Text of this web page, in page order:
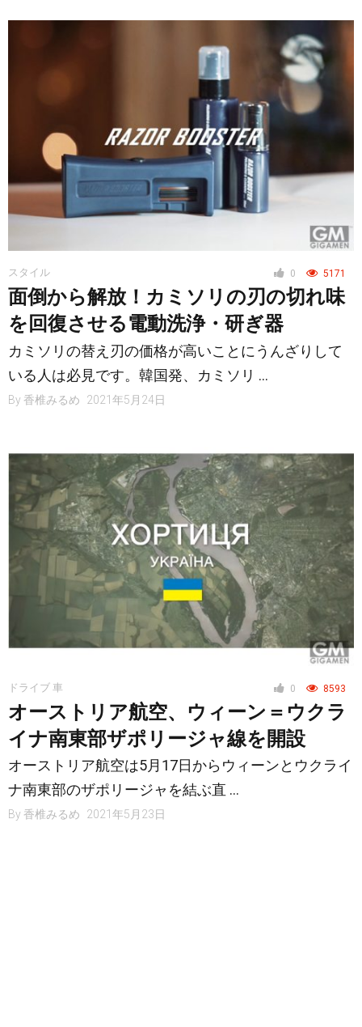
0 5171
スタイル
面倒から解放！カミソリの刃の切れ味
を回復させる電動洗浄・研ぎ器
カミソリの替え刃の価格が高いことにうんざりして
いる人は必見です。韓国発、カミソリ …
By 香椎みるめ 2021年5月24日
0 8593
ドライブ 車
オーストリア航空、ウィーン＝ウクラ
イナ南東部ザポリージャ線を開設
オーストリア航空は5月17日からウィーンとウクライ
ナ南東部のザポリージャを結ぶ直 …
By 香椎みるめ 2021年5月23日